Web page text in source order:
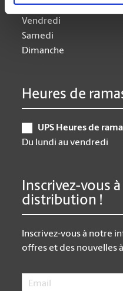
Jeudi
Vendredi
Samedi
Dimanche
Heures de
UPS Heures de
Du lundi au vendredi
Inscrivez-vous
distribution !
Inscrivez-vous à notre
offres et des nouvelles
Email